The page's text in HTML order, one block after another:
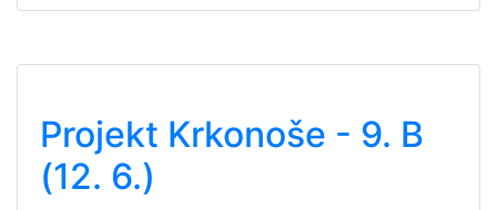
Projekt Krkonoše - 9. B
(12. 6.)